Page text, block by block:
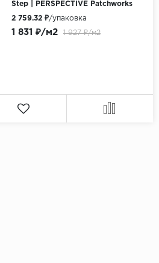
Step | PERSPECTIVE Patchworks
1 831 ₽/м2 1 927 ₽/м2
2 759.32 ₽/упаковка